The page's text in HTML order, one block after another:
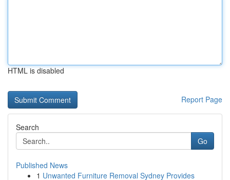
HTML is disabled
Report Page
Search
Go
Published News
1 Unwanted Furniture Removal Sydney Provides